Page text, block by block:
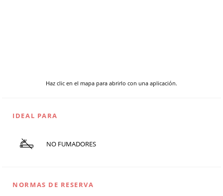
Haz clic en el mapa para abrirlo con una aplicación.
IDEAL PARA
NO FUMADORES
NORMAS DE RESERVA